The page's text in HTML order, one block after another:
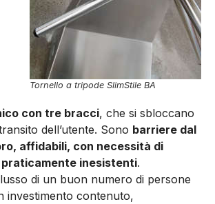
Tornello a tripode SlimStile BA
con tre bracci, che si sbloccano
dell’utente. Sono barriere dal
affidabili, con necessità di
inesistenti.
di un buon numero di persone
investimento contenuto,